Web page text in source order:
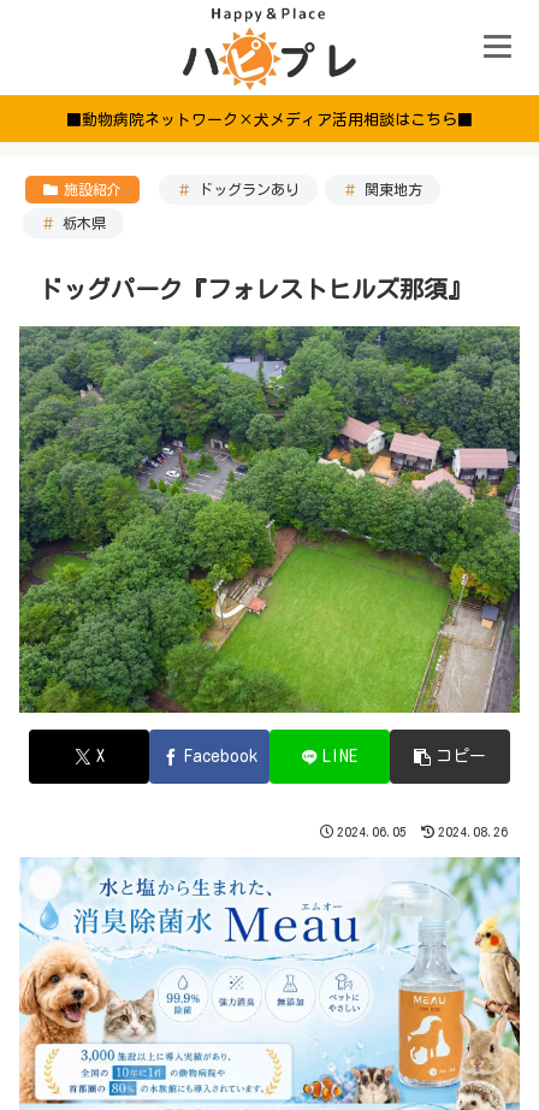
■動物病院ネットワーク×犬メディア活用相談はこちら■
施設紹介 ドッグランあり 関東地方
栃木県
ドッグパーク『フォレストヒルズ那須』
X Facebook LINE コピー
2024.06.05 2024.08.26